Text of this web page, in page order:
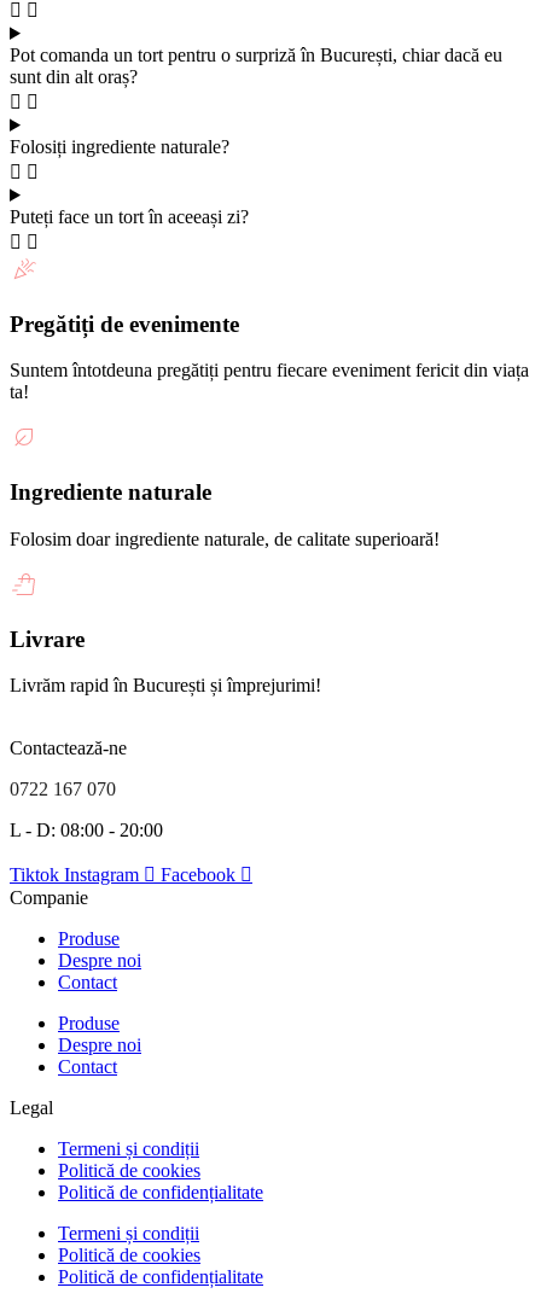
Pot comanda un tort pentru o surpriză în București, chiar dacă eu
sunt din alt oraș?
Folosiți ingrediente naturale?
Puteți face un tort în aceeași zi?
Pregătiți de evenimente
Suntem întotdeuna pregătiți pentru fiecare eveniment fericit din viața
ta!
Ingrediente naturale
Folosim doar ingrediente naturale, de calitate superioară!
Livrare
Livrăm rapid în București și împrejurimi!
Contactează-ne
0722 167 070
L - D: 08:00 - 20:00
Tiktok Instagram
Facebook
Companie
Produse
Despre noi
Contact
Produse
Despre noi
Contact
Legal
Termeni și condiții
Politică de cookies
Politică de confidențialitate
Termeni și condiții
Politică de cookies
Politică de confidențialitate